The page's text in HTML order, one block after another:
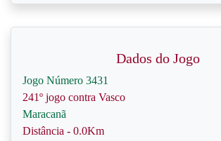
Dados do Jogo
Jogo Número 3431
241º jogo contra Vasco
Maracanã
Distância - 0.0Km